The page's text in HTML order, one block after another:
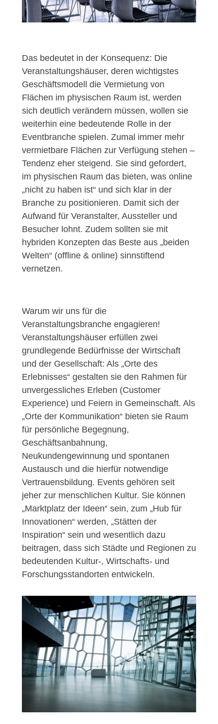
Das bedeutet in der Konsequenz: Die
Veranstaltungshäuser, deren wichtigstes
Geschäftsmodell die Vermietung von
Flächen im physischen Raum ist, werden
sich deutlich verändern müssen, wollen sie
weiterhin eine bedeutende Rolle in der
Eventbranche spielen. Zumal immer mehr
vermietbare Flächen zur Verfügung stehen –
Tendenz eher steigend. Sie sind gefordert,
im physischen Raum das bieten, was online
„nicht zu haben ist“ und sich klar in der
Branche zu positionieren. Damit sich der
Aufwand für Veranstalter, Aussteller und
Besucher lohnt. Zudem sollten sie mit
hybriden Konzepten das Beste aus „beiden
Welten“ (offline & online) sinnstiftend
vernetzen.
Warum wir uns für die
Veranstaltungsbranche engagieren!
Veranstaltungshäuser erfüllen zwei
grundlegende Bedürfnisse der Wirtschaft
und der Gesellschaft: Als „Orte des
Erlebnisses“ gestalten sie den Rahmen für
unvergessliches Erleben (Customer
Experience) und Feiern in Gemeinschaft. Als
„Orte der Kommunikation“ bieten sie Raum
für persönliche Begegnung,
Geschäftsanbahnung,
Neukundengewinnung und spontanen
Austausch und die hierfür notwendige
Vertrauensbildung. Events gehören seit
jeher zur menschlichen Kultur. Sie können
„Marktplatz der Ideen“ sein, zum „Hub für
Innovationen“ werden, „Stätten der
Inspiration“ sein und wesentlich dazu
beitragen, dass sich Städte und Regionen zu
bedeutenden Kultur-, Wirtschafts- und
Forschungsstandorten entwickeln.